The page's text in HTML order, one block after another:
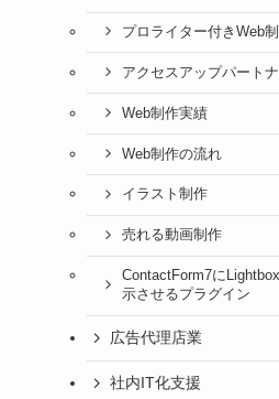
プロライター付きWeb
アクセスアップパート
Web制作実績
Web制作の流れ
イラスト制作
売れる動画制作
ContactForm7に
示させるプラグイン
広告代理店業
社内IT化支援